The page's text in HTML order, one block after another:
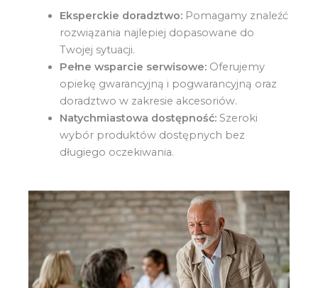
Eksperckie doradztwo:Pomagamy znaleźć
rozwiązania najlepiej dopasowane do
Twojej sytuacji.
Pełne wsparcie serwisowe:Oferujemy
opiekę gwarancyjną i pogwarancyjną oraz
doradztwo w zakresie akcesoriów.
Natychmiastowa dostępność:Szeroki
wybór produktów dostępnych bez
długiego oczekiwania.